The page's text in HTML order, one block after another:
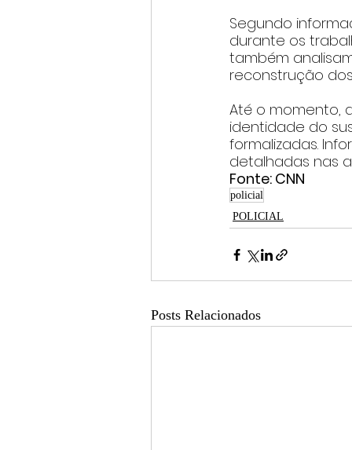
Segundo
durante os
também
reconstrução
Até o momento,
identidade do
formalizadas.
detalhadas nas
Fonte: CNN
policial
POLICIAL
Posts Relacionados